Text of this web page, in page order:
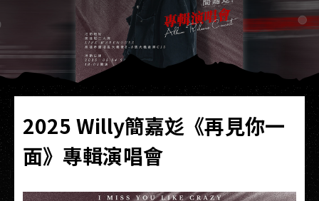
2025 Willy簡嘉彣《再見你一
面》專輯演唱會